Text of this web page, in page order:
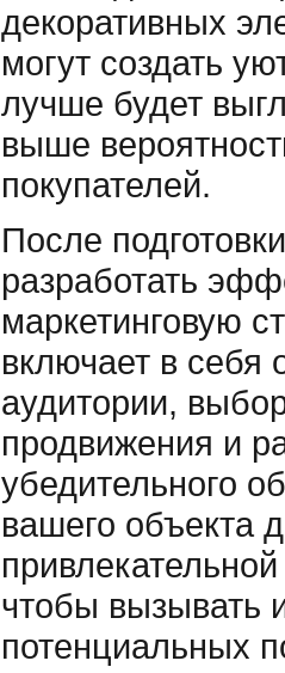
декоративных
могут создать
лучше будет
выше
покупателей.
После
разработать
маркетинговую
включает в себя
аудитории,
продвижения и
убедительного
вашего объекта
чтобы вызывать
потенциальных